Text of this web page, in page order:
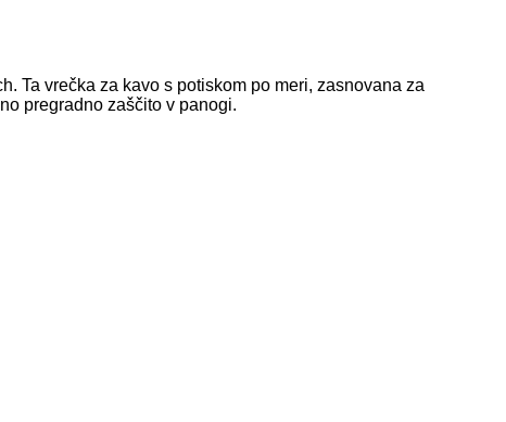
Ta vrečka za kavo s potiskom po meri, zasnovana za
pregradno zaščito v panogi.